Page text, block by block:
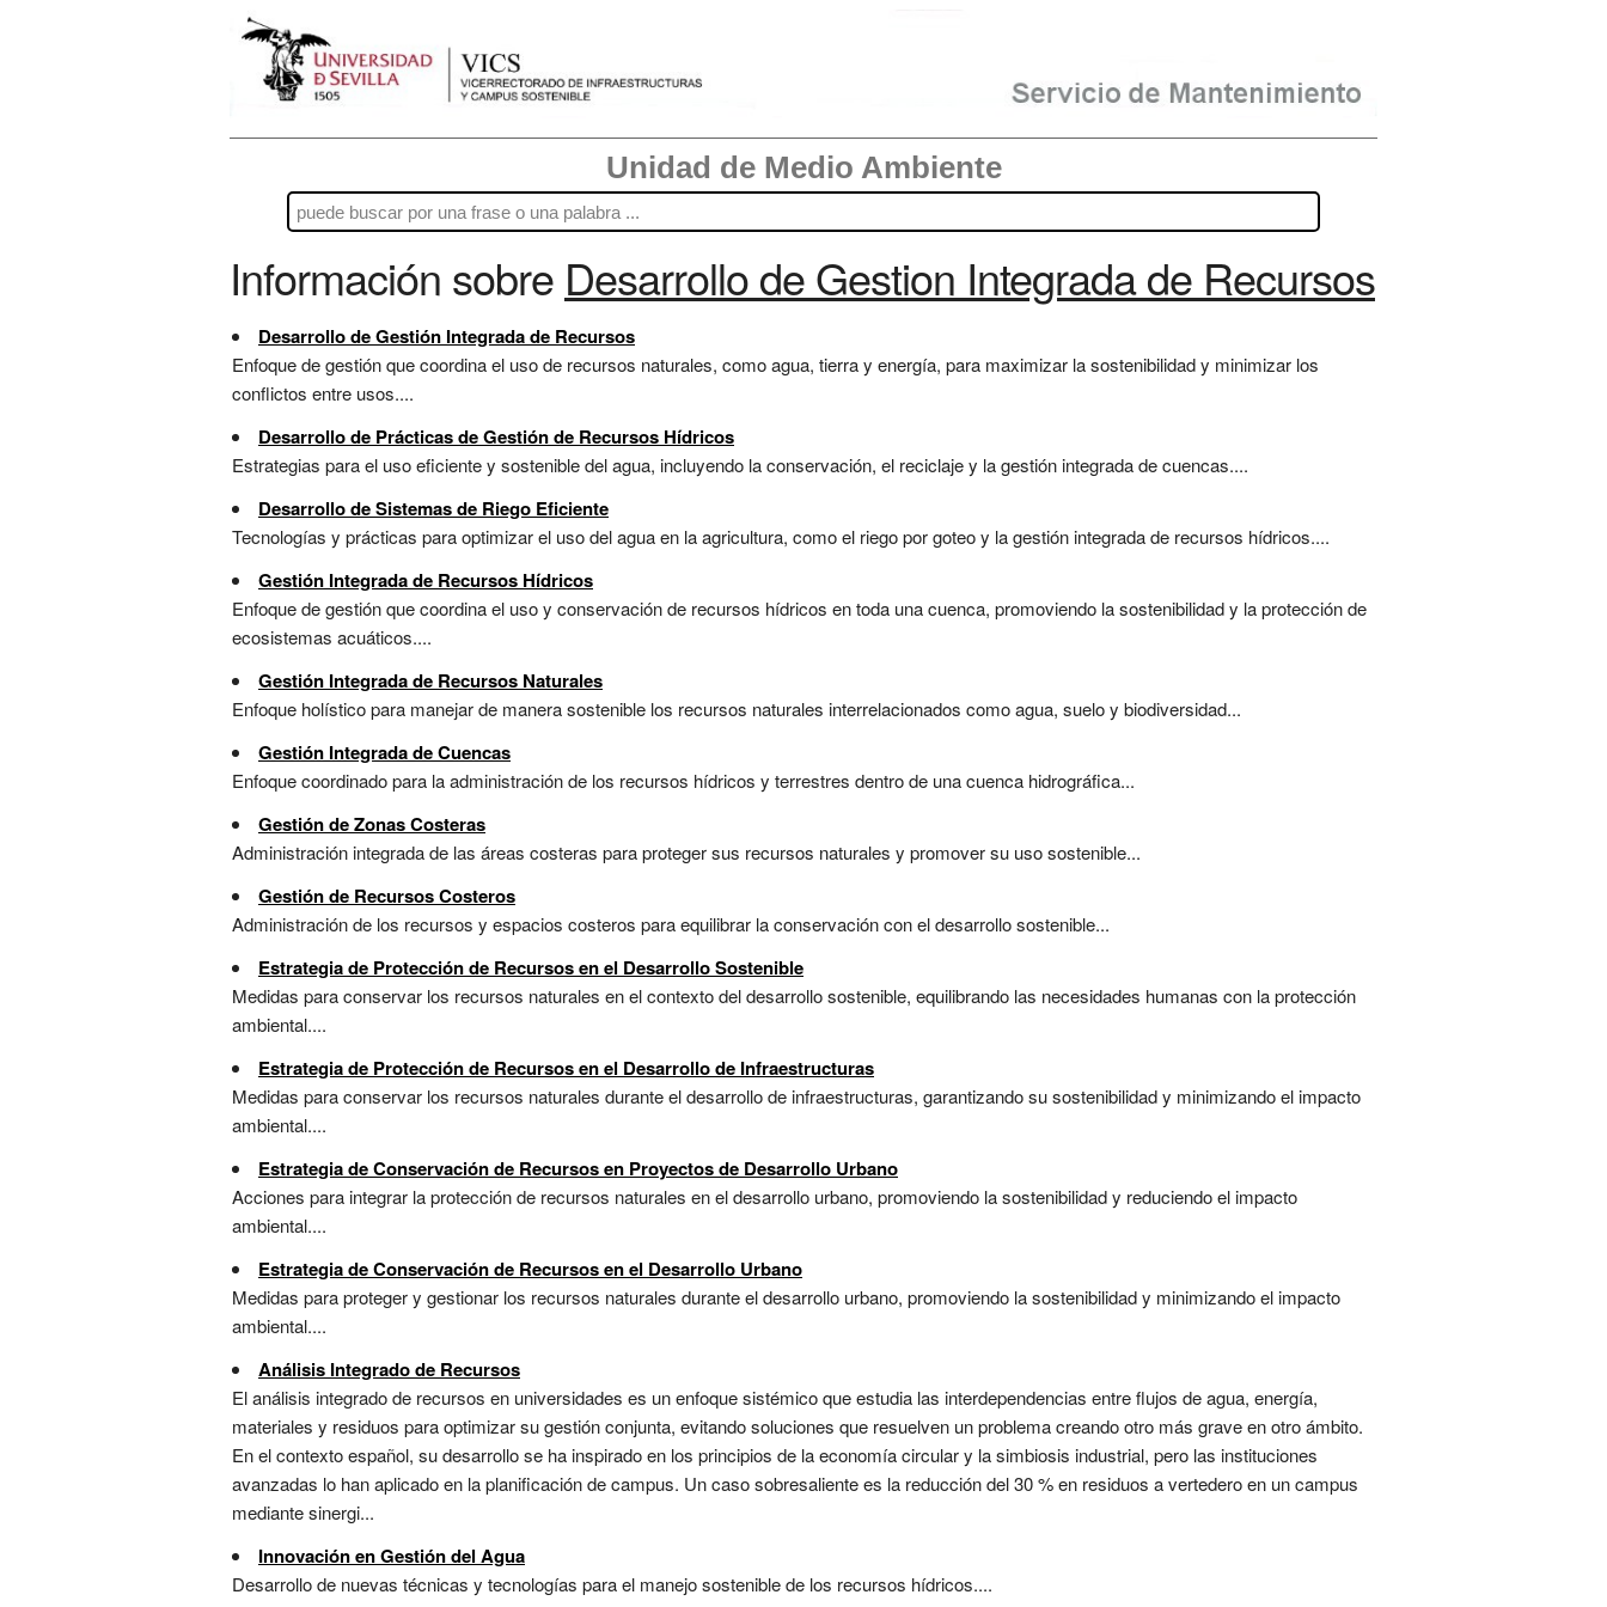
Unidad de Medio Ambiente
Información sobre Desarrollo de Gestion Integrada de Recursos
Desarrollo de Gestión Integrada de Recursos
Enfoque de gestión que coordina el uso de recursos naturales, como agua, tierra y energía, para maximizar la sostenibilidad y minimizar los
conflictos entre usos....
Desarrollo de Prácticas de Gestión de Recursos Hídricos
Estrategias para el uso eficiente y sostenible del agua, incluyendo la conservación, el reciclaje y la gestión integrada de cuencas....
Desarrollo de Sistemas de Riego Eficiente
Tecnologías y prácticas para optimizar el uso del agua en la agricultura, como el riego por goteo y la gestión integrada de recursos hídricos....
Gestión Integrada de Recursos Hídricos
Enfoque de gestión que coordina el uso y conservación de recursos hídricos en toda una cuenca, promoviendo la sostenibilidad y la protección de
ecosistemas acuáticos....
Gestión Integrada de Recursos Naturales
Enfoque holístico para manejar de manera sostenible los recursos naturales interrelacionados como agua, suelo y biodiversidad...
Gestión Integrada de Cuencas
Enfoque coordinado para la administración de los recursos hídricos y terrestres dentro de una cuenca hidrográfica...
Gestión de Zonas Costeras
Administración integrada de las áreas costeras para proteger sus recursos naturales y promover su uso sostenible...
Gestión de Recursos Costeros
Administración de los recursos y espacios costeros para equilibrar la conservación con el desarrollo sostenible...
Estrategia de Protección de Recursos en el Desarrollo Sostenible
Medidas para conservar los recursos naturales en el contexto del desarrollo sostenible, equilibrando las necesidades humanas con la protección
ambiental....
Estrategia de Protección de Recursos en el Desarrollo de Infraestructuras
Medidas para conservar los recursos naturales durante el desarrollo de infraestructuras, garantizando su sostenibilidad y minimizando el impacto
ambiental....
Estrategia de Conservación de Recursos en Proyectos de Desarrollo Urbano
Acciones para integrar la protección de recursos naturales en el desarrollo urbano, promoviendo la sostenibilidad y reduciendo el impacto
ambiental....
Estrategia de Conservación de Recursos en el Desarrollo Urbano
Medidas para proteger y gestionar los recursos naturales durante el desarrollo urbano, promoviendo la sostenibilidad y minimizando el impacto
ambiental....
Análisis Integrado de Recursos
El análisis integrado de recursos en universidades es un enfoque sistémico que estudia las interdependencias entre flujos de agua, energía,
materiales y residuos para optimizar su gestión conjunta, evitando soluciones que resuelven un problema creando otro más grave en otro ámbito.
En el contexto español, su desarrollo se ha inspirado en los principios de la economía circular y la simbiosis industrial, pero las instituciones
avanzadas lo han aplicado en la planificación de campus. Un caso sobresaliente es la reducción del 30 % en residuos a vertedero en un campus
mediante sinergi...
Innovación en Gestión del Agua
Desarrollo de nuevas técnicas y tecnologías para el manejo sostenible de los recursos hídricos....